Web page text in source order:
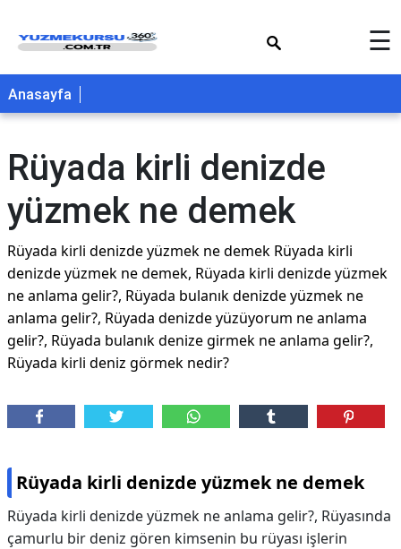
☰
Anasayfa
Rüyada kirli denizde
yüzmek ne demek
Rüyada kirli denizde yüzmek ne demek Rüyada kirli
denizde yüzmek ne demek, Rüyada kirli denizde yüzmek
ne anlama gelir?, Rüyada bulanık denizde yüzmek ne
anlama gelir?, Rüyada denizde yüzüyorum ne anlama
gelir?, Rüyada bulanık denize girmek ne anlama gelir?,
Rüyada kirli deniz görmek nedir?
Rüyada kirli denizde yüzmek ne demek
Rüyada kirli denizde yüzmek ne anlama gelir?, Rüyasında
çamurlu bir deniz gören kimsenin bu rüyası işlerin